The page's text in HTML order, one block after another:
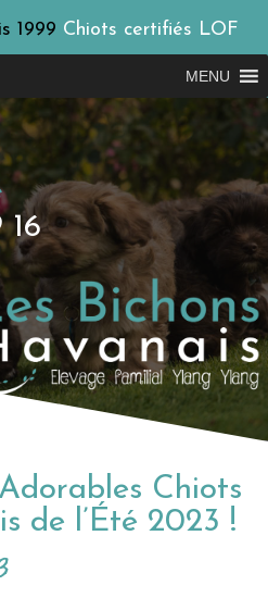
1999 Chiots certifiés LOF
MENU
Chiots
de l’Été 2023 !